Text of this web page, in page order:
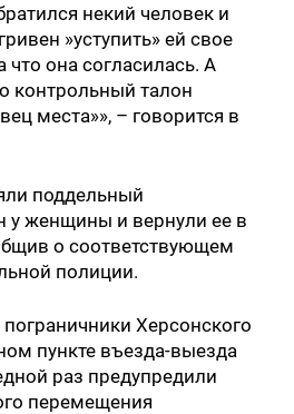
некий человек и
»уступить» ей свое
что она согласилась. А
контрольный талон
места»», – говорится в
поддельный
у женщины и вернули ее в
о соответствующем
полиции.
пограничники Херсонского
пункте въезда-выезда
раз предупредили
перемещения